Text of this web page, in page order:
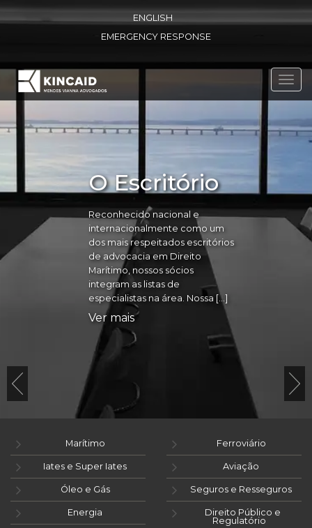
ENGLISH
EMERGENCY RESPONSE
O Escritório
Reconhecido nacional e
internacionalmente como um
dos mais respeitados escritórios
de advocacia em Direito
Marítimo, nossos sócios
integram as listas de
especialistas na área. Nossa […]
Ver mais
Marítimo
Iates e Super Iates
Óleo e Gás
Energia
Ferroviário
Aviação
Seguros e Resseguros
Direito Público e
Regulatório